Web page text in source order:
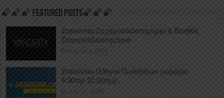
🌠🌠🌠 FEATURED POSTS🌠🌠🌠
Ζητούνται Ζαχαροπλάστης/τρια & Βοηθός
Ζαχαροπλάστης/τρια
August 1, 2026
Ζητούνται Οδηγοί Πωλήσεων (ωράριο
4:30πμ-11:00πμ)
July 31, 2026